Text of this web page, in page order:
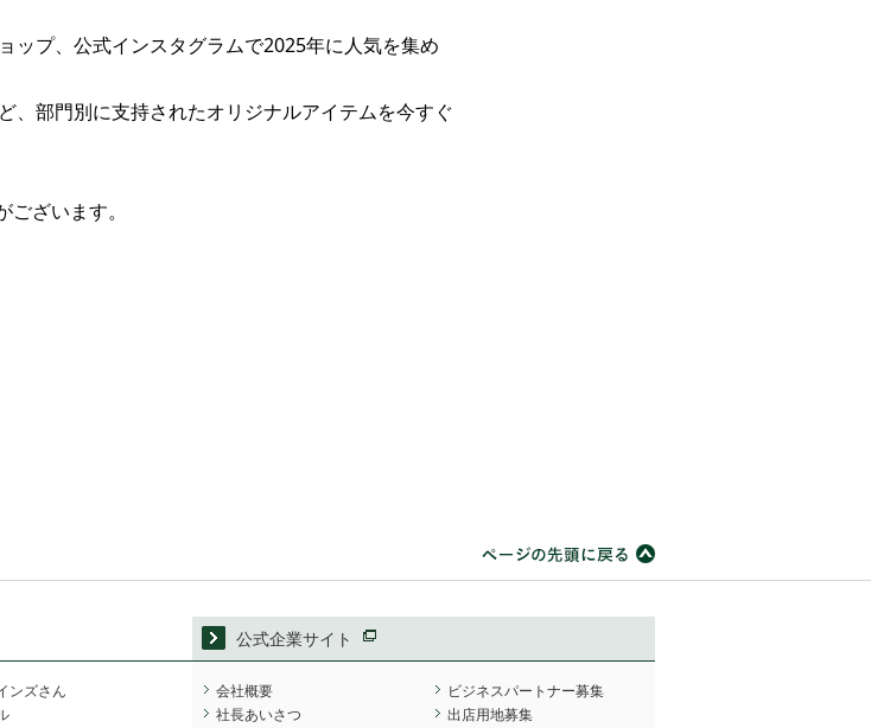
ップ、公式インスタグラムで2025年に人気を集め
、部門別に支持されたオリジナルアイテムを今すぐ
ざいます。
ンズさん
公式企業サイト
会社概要
社長あいさつ
ビジネスパートナー募集
出店用地募集